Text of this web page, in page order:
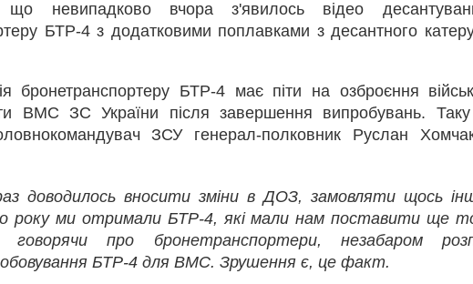
що невипадково вчора з'явилось відео
БТР-4 з додатковими поплавками з десантного
бронетранспортеру БТР-4 має піти на озброєння
ВМС ЗС України після завершення випробувань.
ЗСУ генерал-полковник Руслан
доводилось вносити зміни в ДОЗ, замовляти щось
року ми отримали БТР-4, які мали нам поставити ще
говорячи про бронетранспортери, незабаром
БТР-4 для ВМС. Зрушення є, це факт.